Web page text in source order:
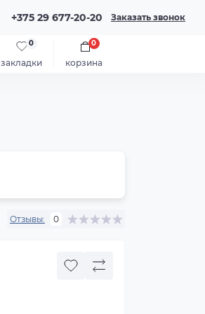
+375 29 677-20-20 Заказать звонок
закладки
0
корзина
0
Отзывы: 0